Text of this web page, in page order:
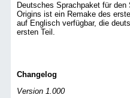
Deutsches Sprachpaket für
Origins ist ein Remake des
auf Englisch verfügbar, die
ersten Teil.
Changelog
Version 1.000